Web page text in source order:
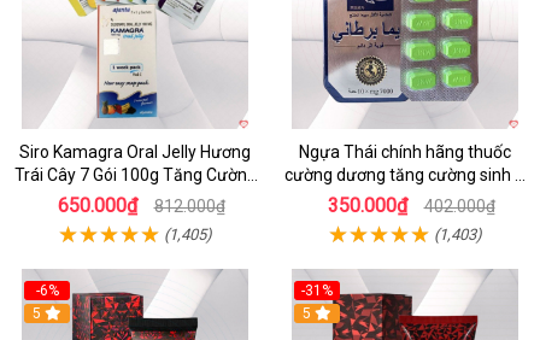
Siro Kamagra Oral Jelly Hương
Trái Cây 7 Gói 100g Tăng Cường
Sinh Lý Nam
650.000₫ 812.000₫
(1,405)
Ngựa Thái chính hãng thuốc
cường dương tăng cường sinh lý
nam hộp 10 viên
350.000₫ 402.000₫
(1,403)
-6%
5
-31%
Hot
5